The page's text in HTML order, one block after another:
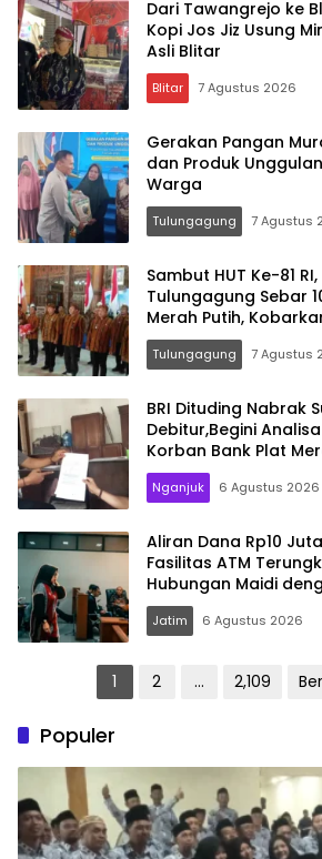
Dari Tawangrejo ke
Kopi Jos Jiz Usung
Asli Blitar
Blitar 7 Agustus 2026
Gerakan Pangan
dan Produk
Warga
Tulungagung 7 Agustus
Sambut HUT Ke-81
Tulungagung Sebar
Merah Putih,
Nasionalisme Hingga
Tulungagung 7 Agustus
BRI Dituding Nabrak
Debitur,Begini
Korban Bank Plat
Nganjuk 6 Agustus 2026
Aliran Dana Rp10
Fasilitas ATM
Hubungan Maidi
Jatim 6 Agustus 2026
Paginasi1 2 … 2,109
Populer